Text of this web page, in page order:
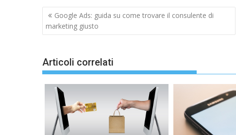
Navigazione
articoli
Google Ads: guida su come trovare il consulente di
marketing giusto
Articoli correlati